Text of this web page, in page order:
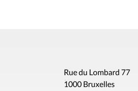
Rue du Lombard 77
1000 Bruxelles